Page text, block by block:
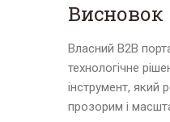
Висновок
Власний B2B
технологічне
інструмент, який
прозорим і